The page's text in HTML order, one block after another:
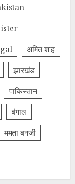
अमित शाह
झारखंड
पाकिस्तान
बंगाल
ममता बनर्जी